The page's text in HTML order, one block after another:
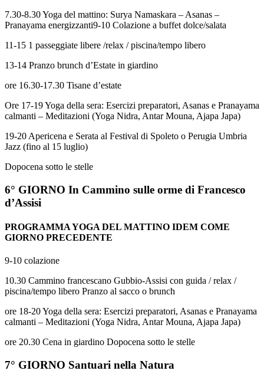
7.30-8.30 Yoga del mattino: Surya Namaskara – Asanas –
Pranayama energizzanti9-10 Colazione a buffet dolce/salata
11-15 1 passeggiate libere /relax / piscina/tempo libero
13-14 Pranzo brunch d’Estate in giardino
ore 16.30-17.30 Tisane d’estate
Ore 17-19 Yoga della sera: Esercizi preparatori, Asanas e Pranayama
calmanti – Meditazioni (Yoga Nidra, Antar Mouna, Ajapa Japa)
19-20 Apericena e Serata al Festival di Spoleto o Perugia Umbria
Jazz (fino al 15 luglio)
Dopocena sotto le stelle
6° GIORNO In Cammino sulle orme di Francesco
d’Assisi
PROGRAMMA YOGA DEL MATTINO IDEM COME
GIORNO PRECEDENTE
9-10 colazione
10.30 Cammino francescano Gubbio-Assisi con guida / relax /
piscina/tempo libero Pranzo al sacco o brunch
ore 18-20 Yoga della sera: Esercizi preparatori, Asanas e Pranayama
calmanti – Meditazioni (Yoga Nidra, Antar Mouna, Ajapa Japa)
ore 20.30 Cena in giardino Dopocena sotto le stelle
7° GIORNO Santuari nella Natura